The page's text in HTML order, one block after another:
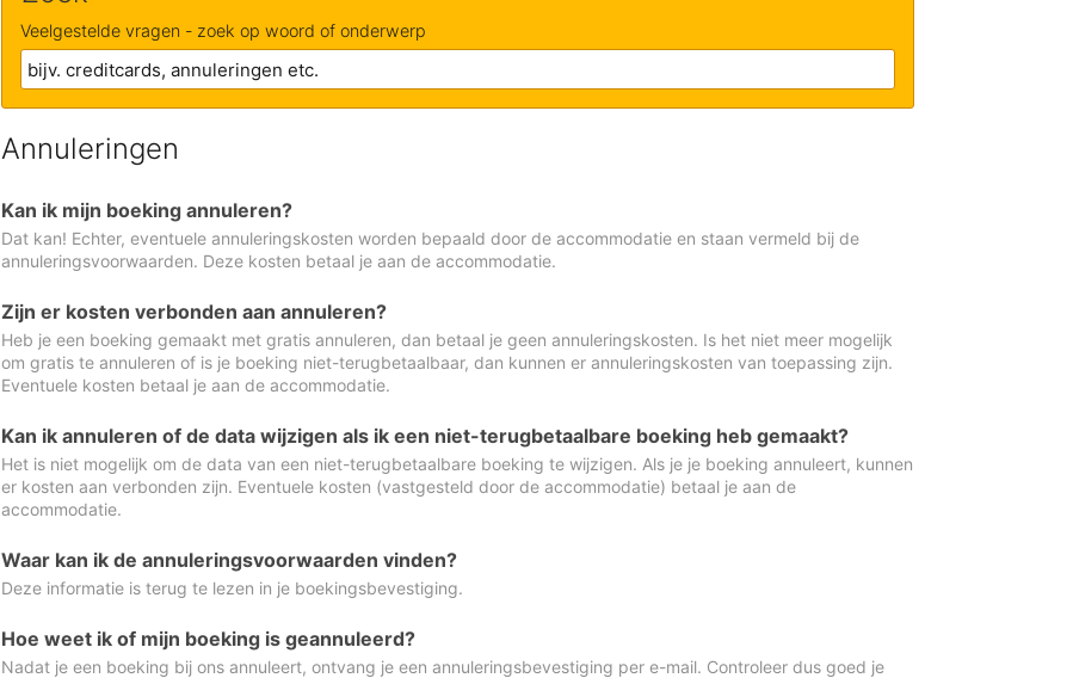
Veelgestelde vragen - zoek op woord of onderwerp
Annuleringen
Kan ik mijn boeking annuleren?
Dat kan! Echter, eventuele annuleringskosten worden bepaald door de accommodatie en staan vermeld bij de
annuleringsvoorwaarden. Deze kosten betaal je aan de accommodatie.
Zijn er kosten verbonden aan annuleren?
Heb je een boeking gemaakt met gratis annuleren, dan betaal je geen annuleringskosten. Is het niet meer mogelijk
om gratis te annuleren of is je boeking niet-terugbetaalbaar, dan kunnen er annuleringskosten van toepassing zijn.
Eventuele kosten betaal je aan de accommodatie.
Kan ik annuleren of de data wijzigen als ik een niet-terugbetaalbare boeking heb gemaakt?
Het is niet mogelijk om de data van een niet-terugbetaalbare boeking te wijzigen. Als je je boeking annuleert, kunnen
er kosten aan verbonden zijn. Eventuele kosten (vastgesteld door de accommodatie) betaal je aan de
accommodatie.
Waar kan ik de annuleringsvoorwaarden vinden?
Deze informatie is terug te lezen in je boekingsbevestiging.
Hoe weet ik of mijn boeking is geannuleerd?
Nadat je een boeking bij ons annuleert, ontvang je een annuleringsbevestiging per e-mail. Controleer dus goed je